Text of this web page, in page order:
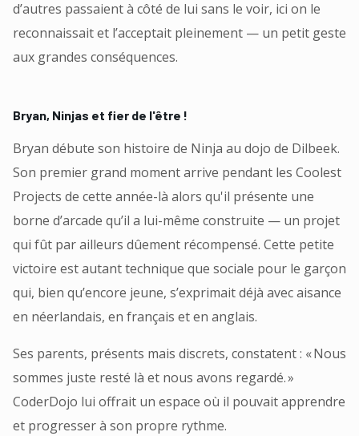
d’autres passaient à côté de lui sans le voir, ici on le
reconnaissait et l’acceptait pleinement — un petit geste
aux grandes conséquences.
Bryan, Ninjas et fier de l'être !
Bryan débute son histoire de Ninja au dojo de Dilbeek.
Son premier grand moment arrive pendant les Coolest
Projects de cette année-là alors qu'il présente une
borne d’arcade qu’il a lui-même construite — un projet
qui fût par ailleurs dûement récompensé. Cette petite
victoire est autant technique que sociale pour le garçon
qui, bien qu’encore jeune, s’exprimait déjà avec aisance
en néerlandais, en français et en anglais.
Ses parents, présents mais discrets, constatent : « Nous
sommes juste resté là et nous avons regardé. »
CoderDojo lui offrait un espace où il pouvait apprendre
et progresser à son propre rythme.